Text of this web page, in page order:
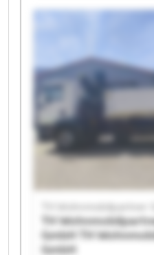
Wohnmobilpartner GmbH
Wohnmobilpartner
Wohnmobilpartner GmbH
GmbH TH
Wohnmobilpartner GmbH
GmbH TH
Wohnmobilpartner GmbH
GmbH
TH Wohnmobilpartner
TH
GmbH TH
GmbH